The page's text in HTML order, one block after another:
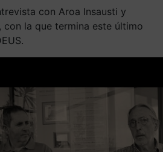
con Aroa Insausti y
con la que termina este último